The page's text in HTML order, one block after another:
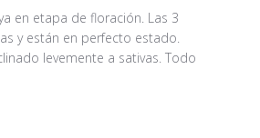
en etapa de floración. Las 3
y están en perfecto estado.
levemente a sativas. Todo